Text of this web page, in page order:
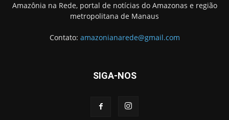
Amazônia na Rede, portal de notícias do Amazonas e região
metropolitana de Manaus
Contato: amazonianarede@gmail.com
SIGA-NOS